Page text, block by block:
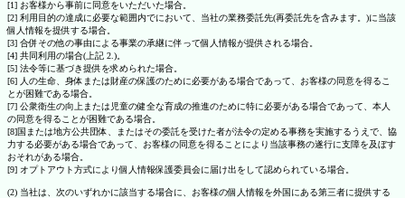
[1] お客様から事前に同意をいただいた場合。
[2] 利用目的の達成に必要な範囲内でにおいて、当社の業務委託先(再委託先を含みます。)に当該
個人情報を提供する場合。
[3] 合併その他の事由による事業の承継に伴って個人情報が提供される場合。
[4] 共同利用の場合(上記 2.)。
[5] 法令等に基づき提供を求められた場合。
[6] 人の生命、身体または財産の保護のために必要がある場合であって、お客様の同意を得るこ
とが困難である場合。
[7] 公衆衛生の向上または児童の健全な育成の推進のために特に必要がある場合であって、本人
の同意を得ることが困難である場合。
[8]国または地方公共団体、またはその委託を受けた者が法令の定める事務を実施するうえで、協
力する必要がある場合であって、お客様の同意を得ることにより当該事務の遂行に支障を及ぼす
おそれがある場合。
[9] オプトアウト方式により個人情報保護委員会に届け出をして認められている場合。
(2) 当社は、次のいずれかに該当する場合に、お客様の個人情報を外国にある第三者に提供する